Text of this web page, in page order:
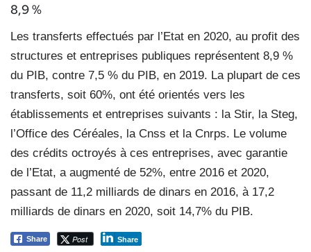
8,9 %
Les transferts effectués par l’Etat en 2020, au profit des
structures et entreprises publiques représentent 8,9 %
du PIB, contre 7,5 % du PIB, en 2019. La plupart de ces
transferts, soit 60%, ont été orientés vers les
établissements et entreprises suivants : la Stir, la Steg,
l’Office des Céréales, la Cnss et la Cnrps. Le volume
des crédits octroyés à ces entreprises, avec garantie
de l’Etat, a augmenté de 52%, entre 2016 et 2020,
passant de 11,2 milliards de dinars en 2016, à 17,2
milliards de dinars en 2020, soit 14,7% du PIB.
Share Post Share